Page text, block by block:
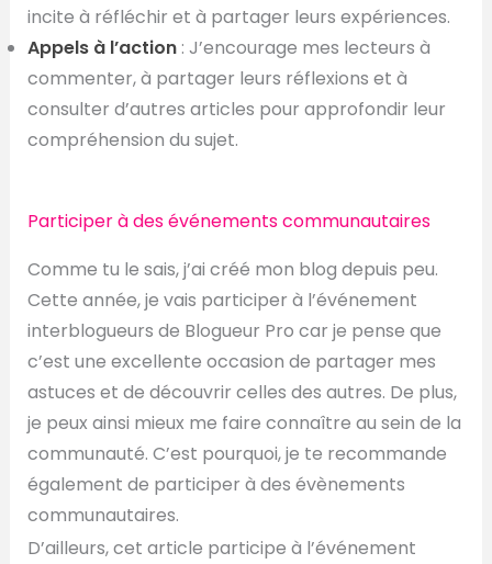
incite à réfléchir et à partager leurs expériences.
Appels à l’action: J’encourage mes lecteurs à
commenter, à partager leurs réflexions et à
consulter d’autres articles pour approfondir leur
compréhension du sujet.
Participer à des événements communautaires
Comme tu le sais, j’ai créé mon blog depuis peu.
Cette année, je vais participer à l’événement
interblogueurs de Blogueur Pro car je pense que
c’est une excellente occasion de partager mes
astuces et de découvrir celles des autres. De plus,
je peux ainsi mieux me faire connaître au sein de la
communauté. C’est pourquoi, je te recommande
également de participer à des évènements
communautaires.
D’ailleurs, cet article participe à l’événement